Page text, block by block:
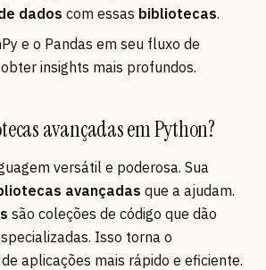
dados com essas bibliotecas.
e o Pandas em seu fluxo de
insights mais profundos.
avançadas em Python?
versátil e poderosa. Sua
avançadas que a ajudam.
são coleções de código que dão
Isso torna o
aplicações mais rápido e eficiente.